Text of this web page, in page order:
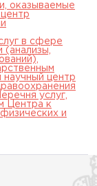
оказываемые
в сфере
(анализы,
центр
услуг,
Центра к
и